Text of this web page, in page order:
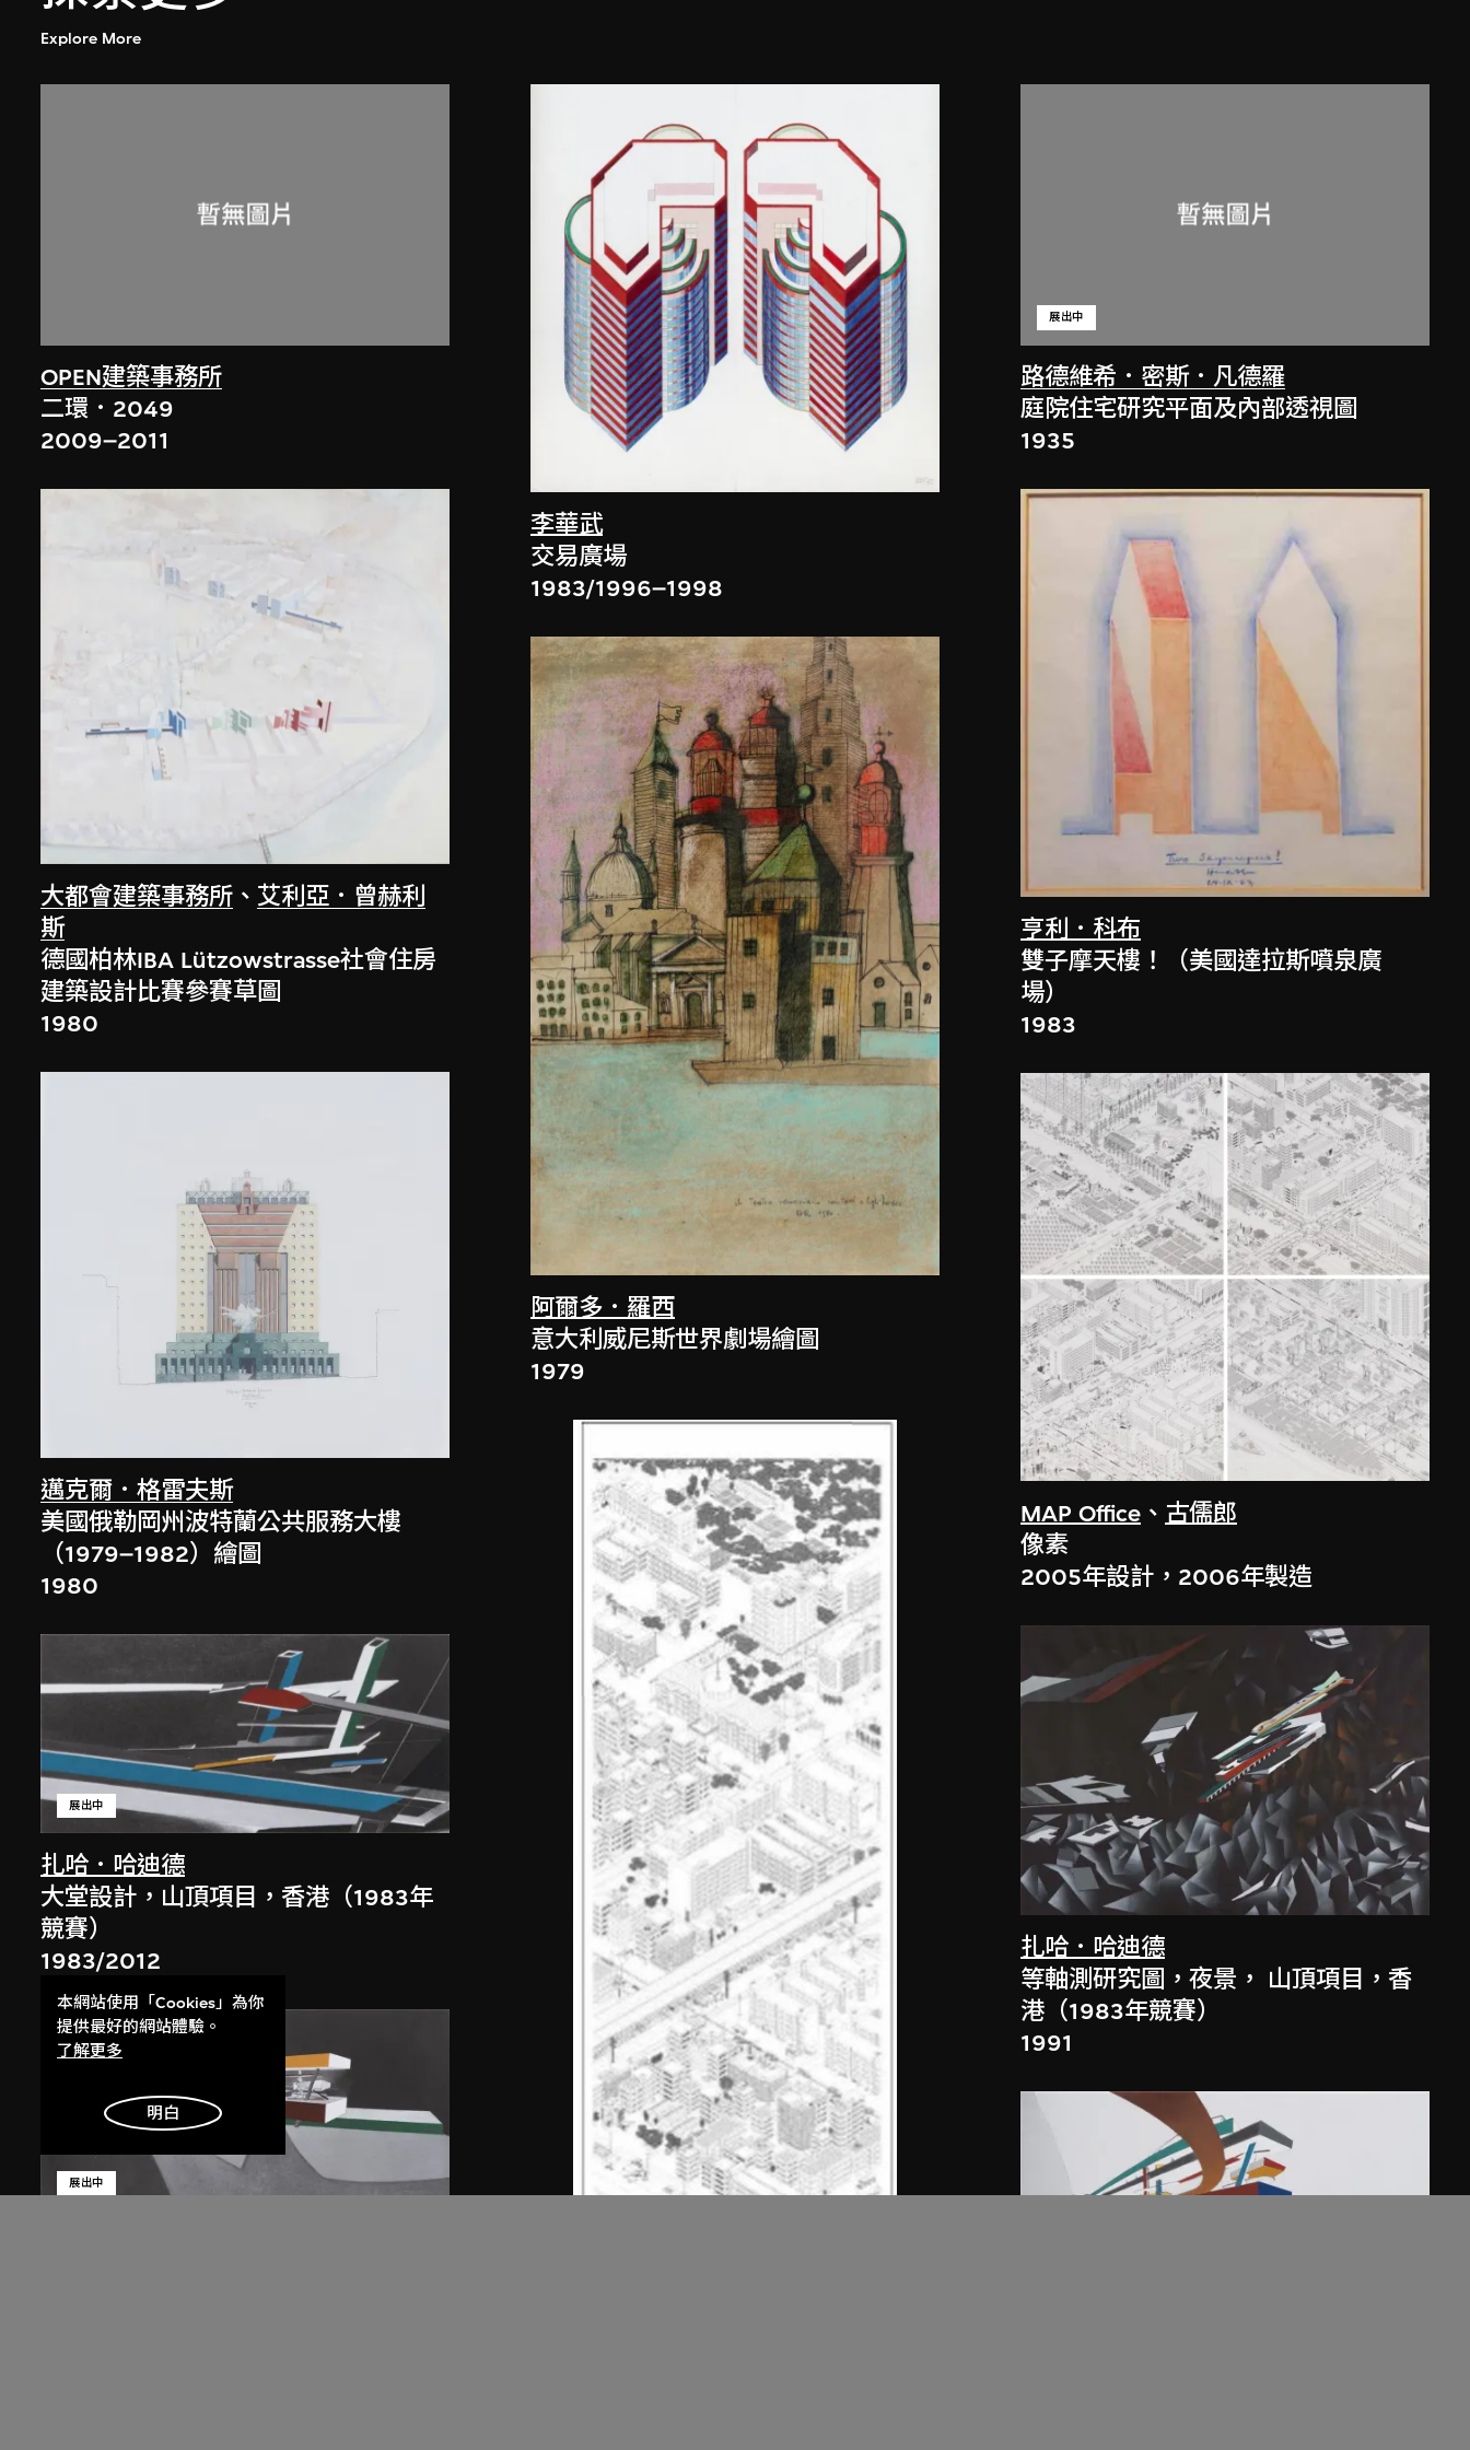
Explore More
OPEN建築事務所
二環．2049
2009–2011
大都會建築事務所 、艾利亞．曾赫利
斯
德國柏林IBA Lützowstrasse社會住房
建築設計比賽參賽草圖
1980
邁克爾．格雷夫斯
美國俄勒岡州波特蘭公共服務大樓
（1979–1982）繪圖
1980
扎哈．哈迪德
展出中
大堂設計，山頂項目，香港（1983年
競賽）
1983/2012
展出中
李華武
交易廣場
1983/1996–1998
阿爾多．羅西
意大利威尼斯世界劇場繪圖
1979
路德維希．密斯．凡德羅
展出中
庭院住宅研究平面及內部透視圖
1935
亨利．科布
雙子摩天樓！（美國達拉斯噴泉廣
場）
1983
MAP Office 、 古儒郎
像素
2005年設計，2006年製造
扎哈．哈迪德
等軸測研究圖，夜景， 山頂項目，香
港（1983年競賽）
1991
本網站使用「Cookies」為你
提供最好的網站體驗。
了解更多
明白